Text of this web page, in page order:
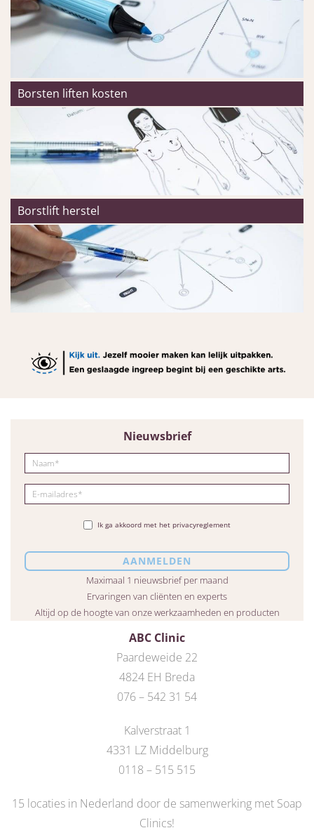
Borsten liften kosten
Borstlift herstel
ABC Clinic
Paardeweide 22
4824 EH Breda
076 – 542 31 54
Kalverstraat 1
4331 LZ Middelburg
0118 – 515 515
15 locaties in Nederland door de samenwerking met Soap
Clinics!
Nieuwsbrief
Ik ga akkoord met het privacyreglement
Maximaal 1 nieuwsbrief per maand
Ervaringen van cliënten en experts
Altijd op de hoogte van onze werkzaamheden en producten